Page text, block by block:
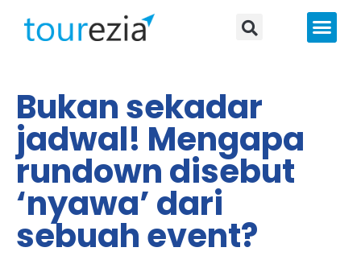
Bukan sekadar
jadwal! Mengapa
rundown disebut
‘nyawa’ dari
sebuah event?